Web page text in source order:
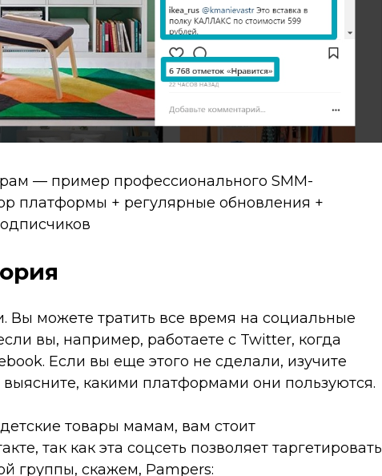
— пример профессионального SMM-
платформы + регулярные обновления +
Вы можете тратить все время на социальные
вы, например, работаете с Twitter, когда
Если вы еще этого не сделали, изучите
какими платформами они пользуются.
товары мамам, вам стоит
так как эта соцсеть позволяет таргетировать
группы, скажем, Pampers: